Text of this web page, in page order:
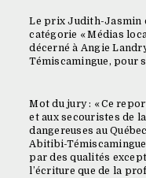
Le prix Judith-Jasmin
catégorie « Médias
décerné à Angie
Témiscamingue, pour
Mot du jury : « Ce
et aux secouristes de
dangereuses au
Abitibi-
par des qualités
l’écriture que de la